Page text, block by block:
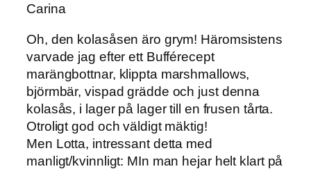
Carina
Oh, den kolasåsen äro grym! Häromsistens
varvade jag efter ett Bufférecept
marängbottnar, klippta marshmallows,
björmbär, vispad grädde och just denna
kolasås, i lager på lager till en frusen tårta.
Otroligt god och väldigt mäktig!
Men Lotta, intressant detta med
manligt/kvinnligt: MIn man hejar helt klart på